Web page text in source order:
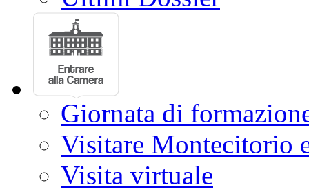
Interrogazioni,
interpellanze, etc.
Votazioni
Emendamenti
Ultimi Dossier